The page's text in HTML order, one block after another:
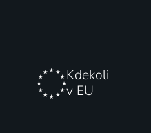
Kdekoli
v EU